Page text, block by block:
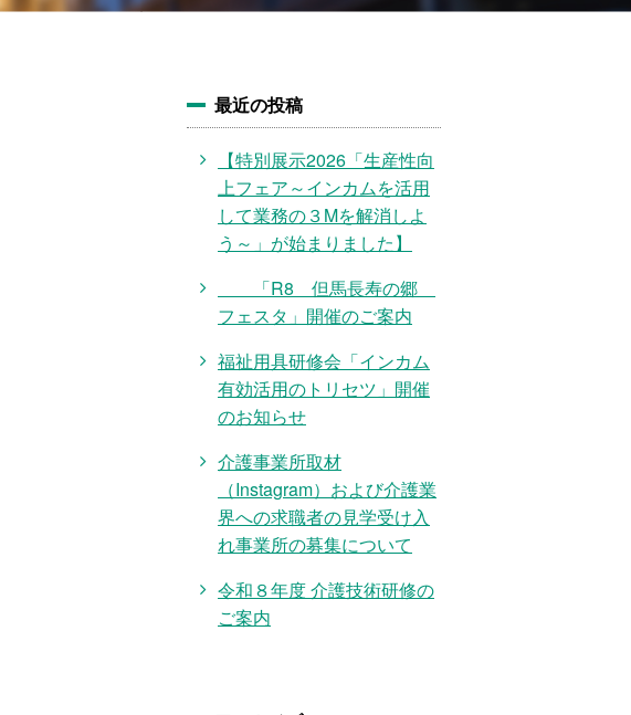
最近の投稿
【特別展示2026「生産性向
上フェア～インカムを活用
して業務の３Mを解消しよ
う～」が始まりました】
「R8 但馬長寿の郷
フェスタ」開催のご案内
福祉用具研修会「インカム
有効活用のトリセツ」開催
のお知らせ
介護事業所取材
（Instagram）および介護業
界への求職者の見学受け入
れ事業所の募集について
令和８年度 介護技術研修の
ご案内